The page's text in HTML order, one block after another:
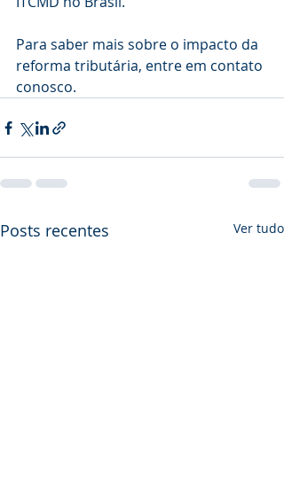
Para saber mais sobre o impacto da
reforma tributária, entre em contato
conosco.
Posts recentes Ver tudo